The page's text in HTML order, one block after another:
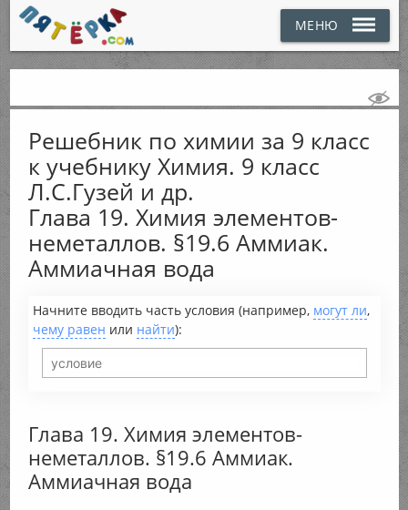
МЕНЮ
Решебник по химии за 9 класс
к учебнику Химия. 9 класс
Л.С.Гузей и др.
Глава 19. Химия элементов-
неметаллов. §19.6 Аммиак.
Аммиачная вода
Начните вводить часть условия (например, могут ли,
чему равен или найти):
Глава 19. Химия элементов-
неметаллов. §19.6 Аммиак.
Аммиачная вода